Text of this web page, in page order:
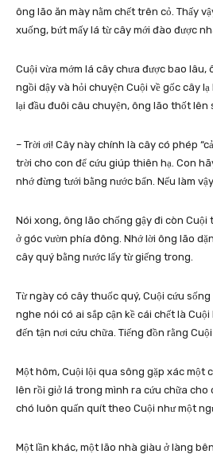
ông lão ăn mày nằm chết trên cỏ. Thấy
xuống, bứt mấy lá từ cây mới đào được
Cuội vừa mớm lá cây chưa được bao lâu,
ngồi dậy và hỏi chuyện Cuội về gốc cây
lại đầu đuôi câu chuyện, ông lão thốt lên
– Trời ơi! Cây này chính là cây có phép
trời cho con để cứu giúp thiên hạ. Con
nhớ đừng tưới bằng nước bẩn. Nếu làm
Nói xong, ông lão chống gậy đi còn
ở góc vườn phía đông. Nhớ lời ông lão
cây quý bằng nước lấy từ giếng trong.
Từ ngày có cây thuốc quý, Cuội cứu sống
nghe nói có ai sắp cận kề cái chết là
đến tận nơi cứu chữa. Tiếng đồn rằng
Một hôm, Cuội lội qua sông gặp xác một
lên rồi giở lá trong mình ra cứu chữa cho
chó luôn quấn quít theo Cuội như một
Một lần khác, một lão nhà giàu ở làng